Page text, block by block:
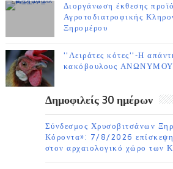
Διοργάνωση έκθεσης
Αγροτοδιατροφικής
Ξηρομέρου
''Λειράτες κότες''-Η
κακόβουλους
Δημοφιλείς 30 ημέρων
Σύνδεσμος Χρυσοβιτσάνων
Κόροντα»: 7/8/2026
στον αρχαιολογικό χώρο των